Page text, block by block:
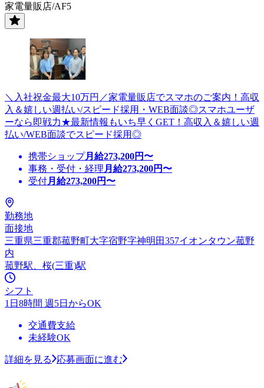
家電量販店/AF5
＼入社祝金最大10万円／家電量販店でスマホのご案内！高収
入＆嬉しい週払い/スピード採用・WEB面談◎スマホユーザ
ーなら即戦力★最新情報もいち早くGET！高収入＆嬉しい週
払い/WEB面談でスピード採用◎
携帯ショップ月給273,200円〜
事務・受付・経理 月給273,200円〜
受付月給273,200円〜
勤務地
面接地
三重県三重郡菰野町大字宿野字神明田357イオンタウン菰野
内
菰野駅、桜(三重)駅
シフト
1日8時間 週5日からOK
交通費支給
未経験OK
詳細を見る 応募画面に進む